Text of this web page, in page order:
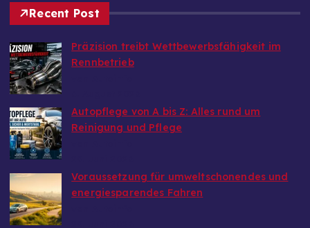
Recent Post
Präzision treibt Wettbewerbsfähigkeit im
Rennbetrieb
Autopflege von A bis Z: Alles rund um
Reinigung und Pflege
Voraussetzung für umweltschonendes und
energiesparendes Fahren